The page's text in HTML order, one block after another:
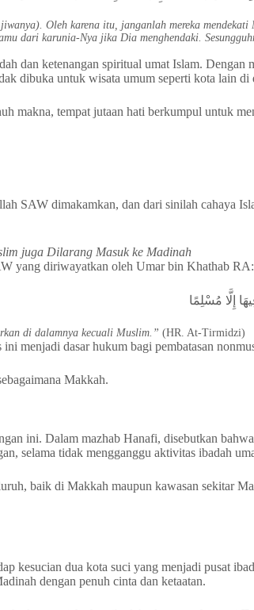
Oleh karena itu, janganlah mereka
dari karunia-Nya jika Dia menghendaki.
dan ketenangan spiritual umat Islam.
dibuka untuk wisata umum seperti kota lain di
makna, tempat jutaan hati berkumpul untuk
SAW dimakamkan, dan dari sinilah cahaya
juga Dilarang Masuk ke Madinah
yang diriwayatkan oleh Umar bin Khathab RA:
إِلَّا مُسْلِمًا
di dalamnya kecuali Muslim.” (HR. At-Tirmidzi)
menjadi dasar hukum bagi pembatasan
Makkah.
ini. Dalam mazhab Hanafi, disebutkan
selama tidak mengganggu aktivitas ibadah
baik di Makkah maupun kawasan sekitar
kesucian dua kota suci yang menjadi pusat
dengan penuh cinta dan ketaatan.